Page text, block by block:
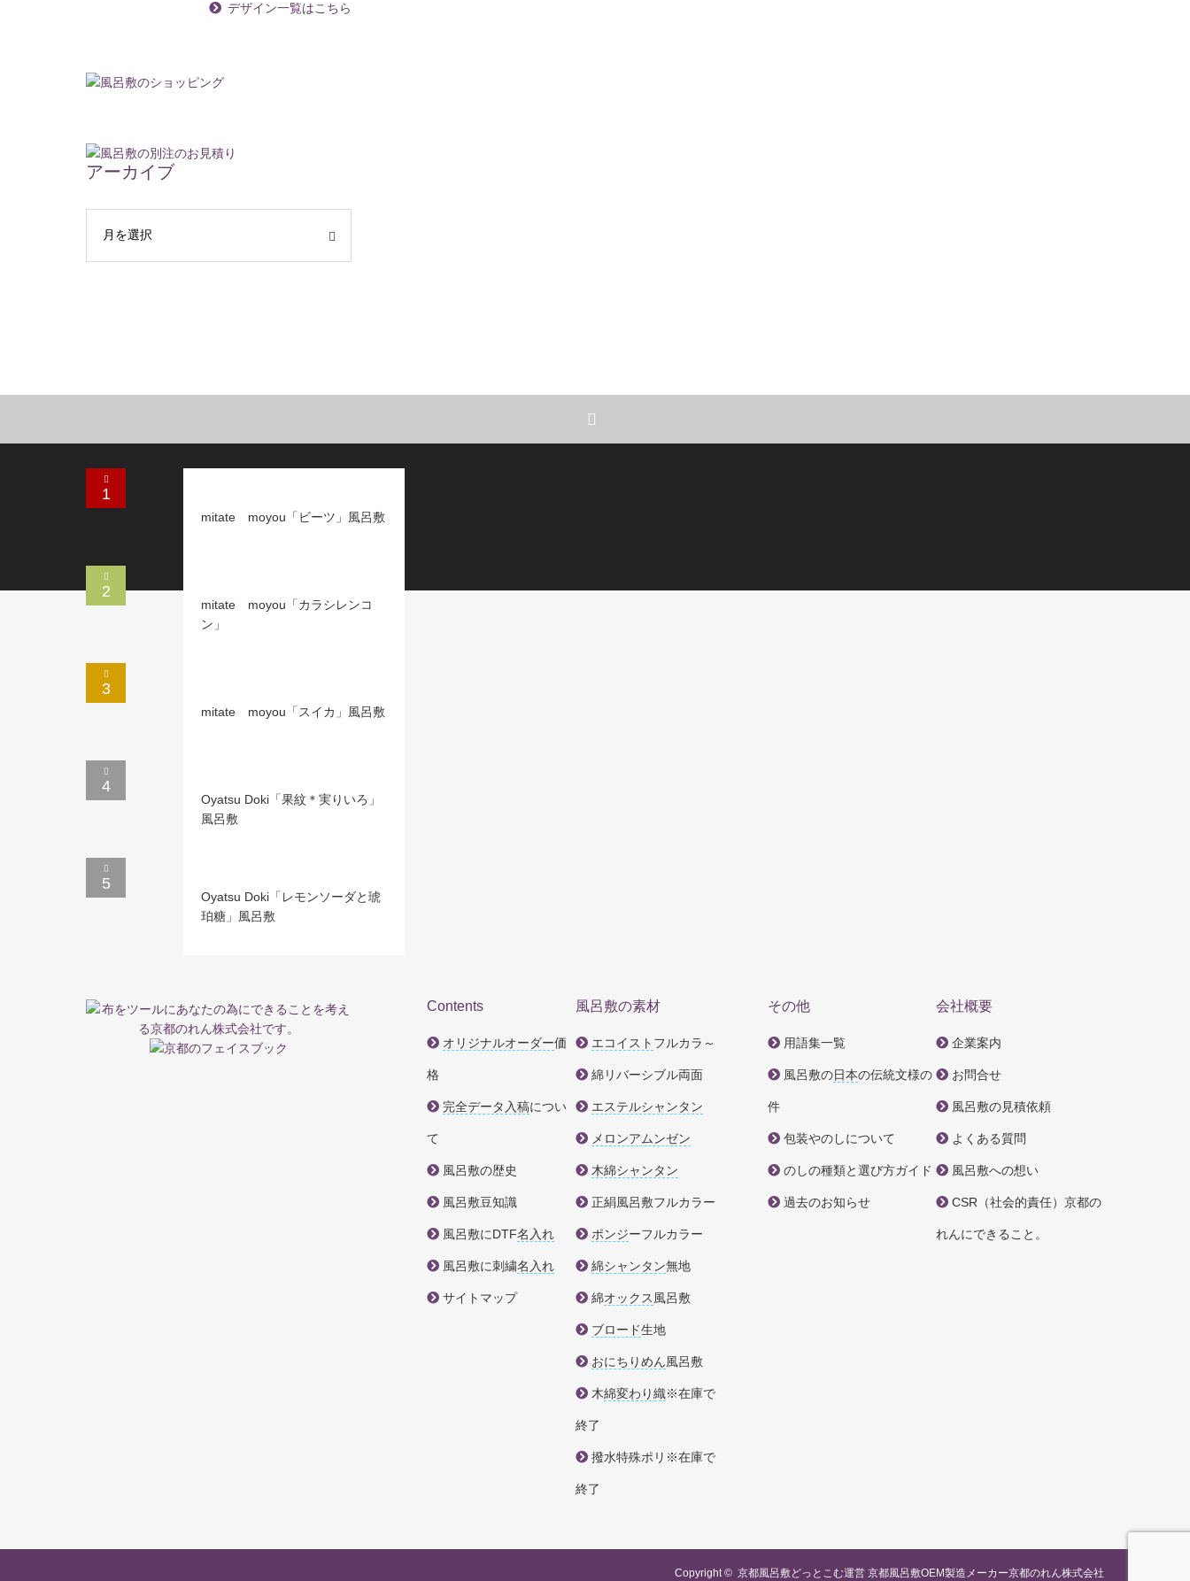
デザイン一覧はこちら
アーカイブ
1
mitate moyou「ビーツ」風呂敷
2
mitate moyou「カラシレンコ
ン」
3
mitate moyou「スイカ」風呂敷
4
Oyatsu Doki「果紋＊実りいろ」
風呂敷
5
Oyatsu Doki「レモンソーダと琥
珀糖」風呂敷
Contents
オリジナルオーダー価
格
完全データ入稿につい
て
風呂敷の歴史
風呂敷豆知識
風呂敷にDTF名入れ
風呂敷に刺繍名入れ
サイトマップ
風呂敷の素材
エコイスト フルカラ～
綿リバーシブル両面
エステルシャンタン
メロンアムンゼン
木綿シャンタン
正絹風呂敷フルカラー
ポンジーフルカラー
綿シャンタン無地
綿オックス 風呂敷
ブロード生地
おにちりめん 風呂敷
木綿変わり織※在庫で
終了
撥水特殊ポリ※在庫で
終了
その他
用語集一覧
風呂敷の日本の伝統文様の
件
包装やのしについて
のしの種類と選び方ガイド
過去のお知らせ
会社概要
企業案内
お問合せ
風呂敷の見積依頼
よくある質問
風呂敷への想い
CSR（社会的責任）京都の
れんにできること。
Copyright © 京都風呂敷どっとこむ運営 京都風呂敷OEM製造メーカー京都のれん株式会社